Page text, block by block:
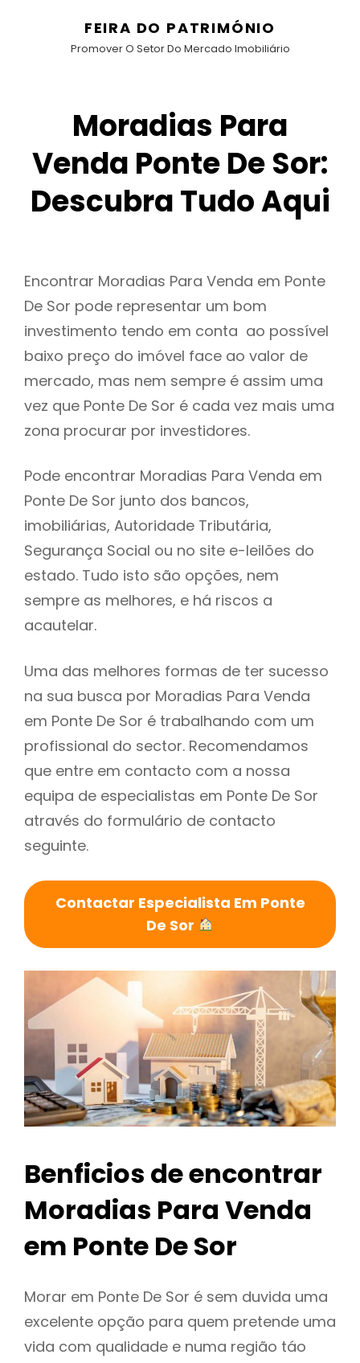
FEIRA DO PATRIMÓNIO
Promover O Setor Do Mercado Imobiliário
Moradias Para
Venda Ponte De Sor:
Descubra Tudo Aqui
Encontrar Moradias Para Venda em Ponte
De Sor pode representar um bom
investimento tendo em conta ao possível
baixo preço do imóvel face ao valor de
mercado, mas nem sempre é assim uma
vez que Ponte De Sor é cada vez mais uma
zona procurar por investidores.
Pode encontrar Moradias Para Venda em
Ponte De Sor junto dos bancos,
imobiliárias, Autoridade Tributária,
Segurança Social ou no site e-leilões do
estado. Tudo isto são opções, nem
sempre as melhores, e há riscos a
acautelar.
Uma das melhores formas de ter sucesso
na sua busca por Moradias Para Venda
em Ponte De Sor é trabalhando com um
profissional do sector. Recomendamos
que entre em contacto com a nossa
equipa de especialistas em Ponte De Sor
através do formulário de contacto
seguinte.
Contactar Especialista Em Ponte
De Sor
Benficios de encontrar
Moradias Para Venda
em Ponte De Sor
Morar em Ponte De Sor é sem duvida uma
excelente opção para quem pretende uma
vida com qualidade e numa região táo